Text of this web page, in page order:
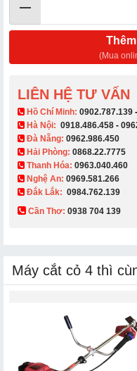
(Mua
LIÊN HỆ TƯ VẤN
​ Hồ Chí Minh: 0902.787.139 -
Hà Nội: 0918.486.458 -
Đà Nẵng: 0962.986.450
Hải Phòng: 0868.22.7775
Thanh Hóa: 0963.040.460
Nghệ An: 0969.581.266
Đắk Lắk: 0984.762.139
Cần Thơ: 0938 704 139​
Máy cắt cỏ 4 thì